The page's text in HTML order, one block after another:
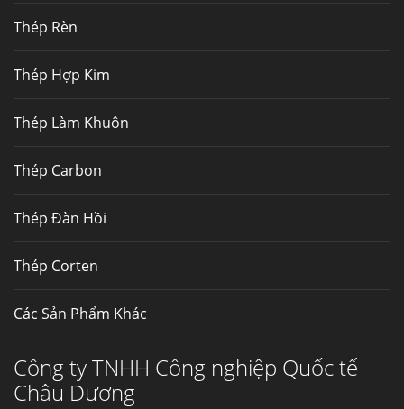
Thép Rèn
Thép Hợp Kim
Thép Làm Khuôn
Thép Carbon
Thép Đàn Hồi
Thép Corten
Các Sản Phẩm Khác
Công ty TNHH Công nghiệp Quốc tế
Châu Dương